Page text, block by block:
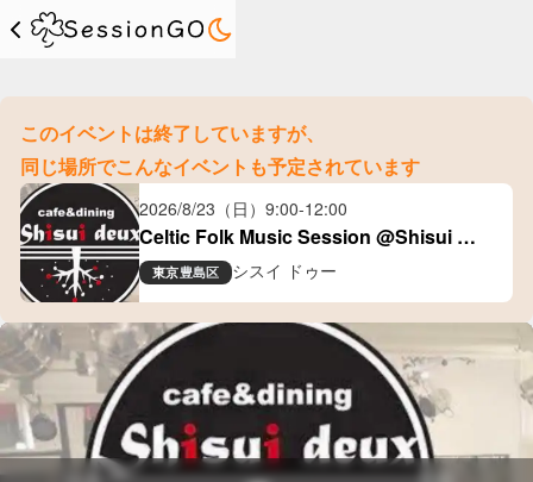
このイベントは終了していますが、
同じ場所でこんなイベントも予定されています
2026/8/23（日） 9:00-12:00
Celtic Folk Music Session @Shisui
Deux(大塚)
東京豊島区 シスイ ドゥー